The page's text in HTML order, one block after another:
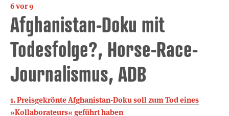
6 vor 9
Afghanistan-Doku mit
Todesfolge?, Horse-Race-
Journalismus, ADB
1. Preisgekrönte Afghanistan-Doku soll zum Tod eines
»Kollaborateurs« geführt haben